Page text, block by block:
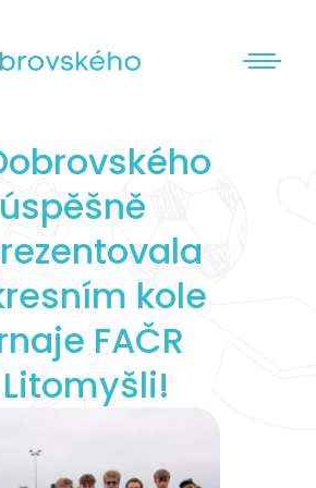
úspěšně
kole
FAČR